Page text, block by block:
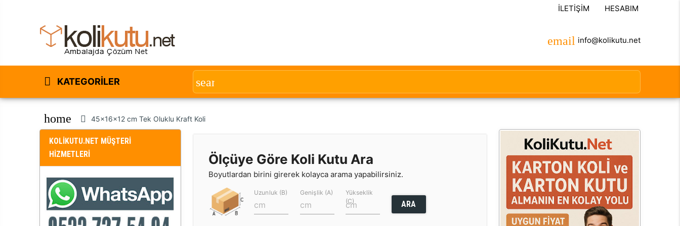
İLETIŞIM HESABIM
info@kolikutu.net
KATEGORILER
home 45x16x12 cm Tek Oluklu Kraft Koli
KOLİKUTU.NET MÜŞTERİ
HİZMETLERİ
Ölçüye Göre Koli Kutu Ara
Boyutlardan birini girerek kolayca arama yapabilirsiniz.
Uzunluk (B) Genişlik (A)
Yükseklik
(C)
ARA